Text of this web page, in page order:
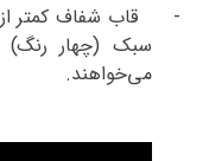
- قاب شفاف کمتر از
سبک (چهار رنگ)
می‌خواهند.